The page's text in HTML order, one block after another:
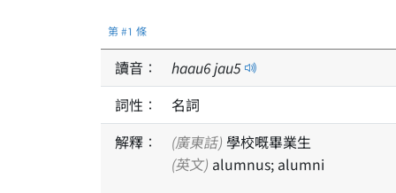
第 #1 條
讀音： haau6jau5
詞性：
名詞
解釋：
(廣東話) 學校嘅畢業生
(英文) alumnus; alumni